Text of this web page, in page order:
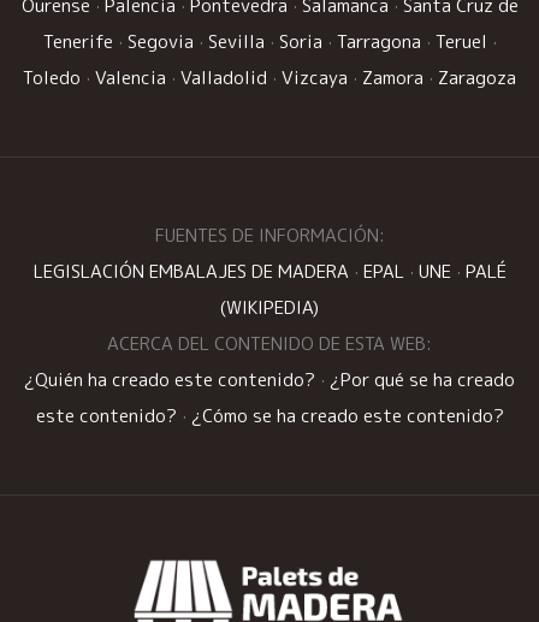
Ourense · Palencia · Pontevedra · Salamanca · Santa Cruz de
Tenerife · Segovia · Sevilla · Soria · Tarragona · Teruel ·
Toledo · Valencia · Valladolid · Vizcaya · Zamora · Zaragoza
FUENTES DE INFORMACIÓN:
LEGISLACIÓN EMBALAJES DE MADERA · EPAL· UNE · PALÉ
(WIKIPEDIA)
ACERCA DEL CONTENIDO DE ESTA WEB:
¿Quién ha creado este contenido? · ¿Por qué se ha creado
este contenido? · ¿Cómo se ha creado este contenido?